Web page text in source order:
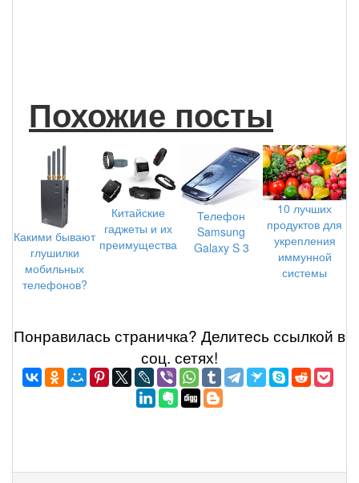
Похожие посты
Какими бывают
глушилки
мобильных
телефонов?
Китайские
гаджеты и их
преимущества
Телефон
Samsung
Galaxy S 3
10 лучших
продуктов для
укрепления
иммунной
системы
Понравилась страничка? Делитеcь ссылкой в
соц. сетях!